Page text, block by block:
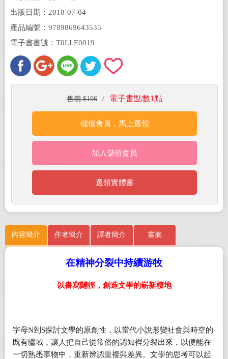
出版日期：2018-07-04
產品編號：9789869643535
電子書書號：T0LLE0019
售價 $196 / 電子書點數1點
儲值會員，馬上選領
加入儲值會員
選領實體書
內容簡介 作者簡介 譯者簡介 書摘
在精神分裂中持續游牧
以書寫闢徑，創造文學的嶄新棲地
字母N到S探討文學的原創性，以當代小說形變社會與時空的
既有疆域，讓人把自己從常俗的認知裡分裂出來，以便能在
一切熟悉事物中，重新辨認重複與差異。文學的思考可以起